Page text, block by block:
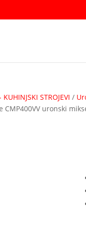
STROJEVI /
CMP400VV uronski